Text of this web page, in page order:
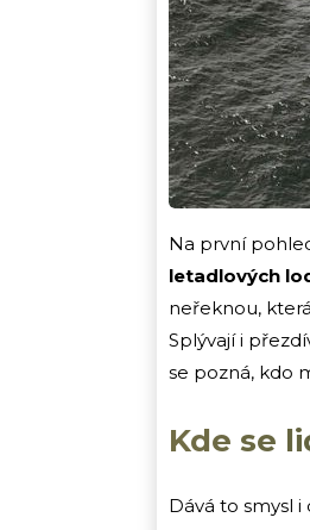
Na první
letadlových
neřeknou,
Splývají i
se pozná, kdo
Kde se
Dává to smysl